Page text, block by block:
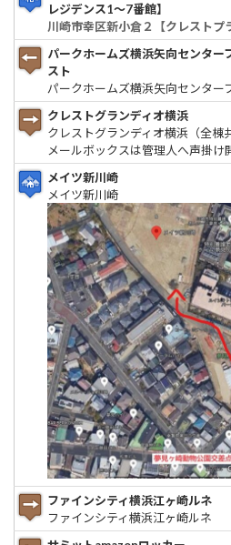
レジデンス1～7番館】
川崎市幸区新小倉２【クレストプ
パークホームズ横浜矢向センター
スト
パークホームズ横浜矢向センター
クレストグランディオ横浜
クレストグランディオ横浜（全棟
メールボックスは管理人へ声掛け
メイツ新川崎
メイツ新川崎
ファインシティ横浜江ヶ崎ルネ
ファインシティ横浜江ヶ崎ルネ